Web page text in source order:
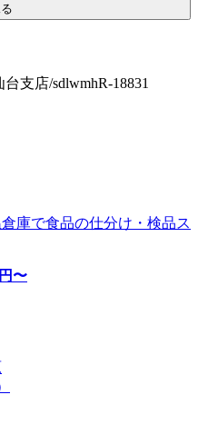
支店/sdlwmhR-18831
庫で食品の仕分け・検品ス
円〜